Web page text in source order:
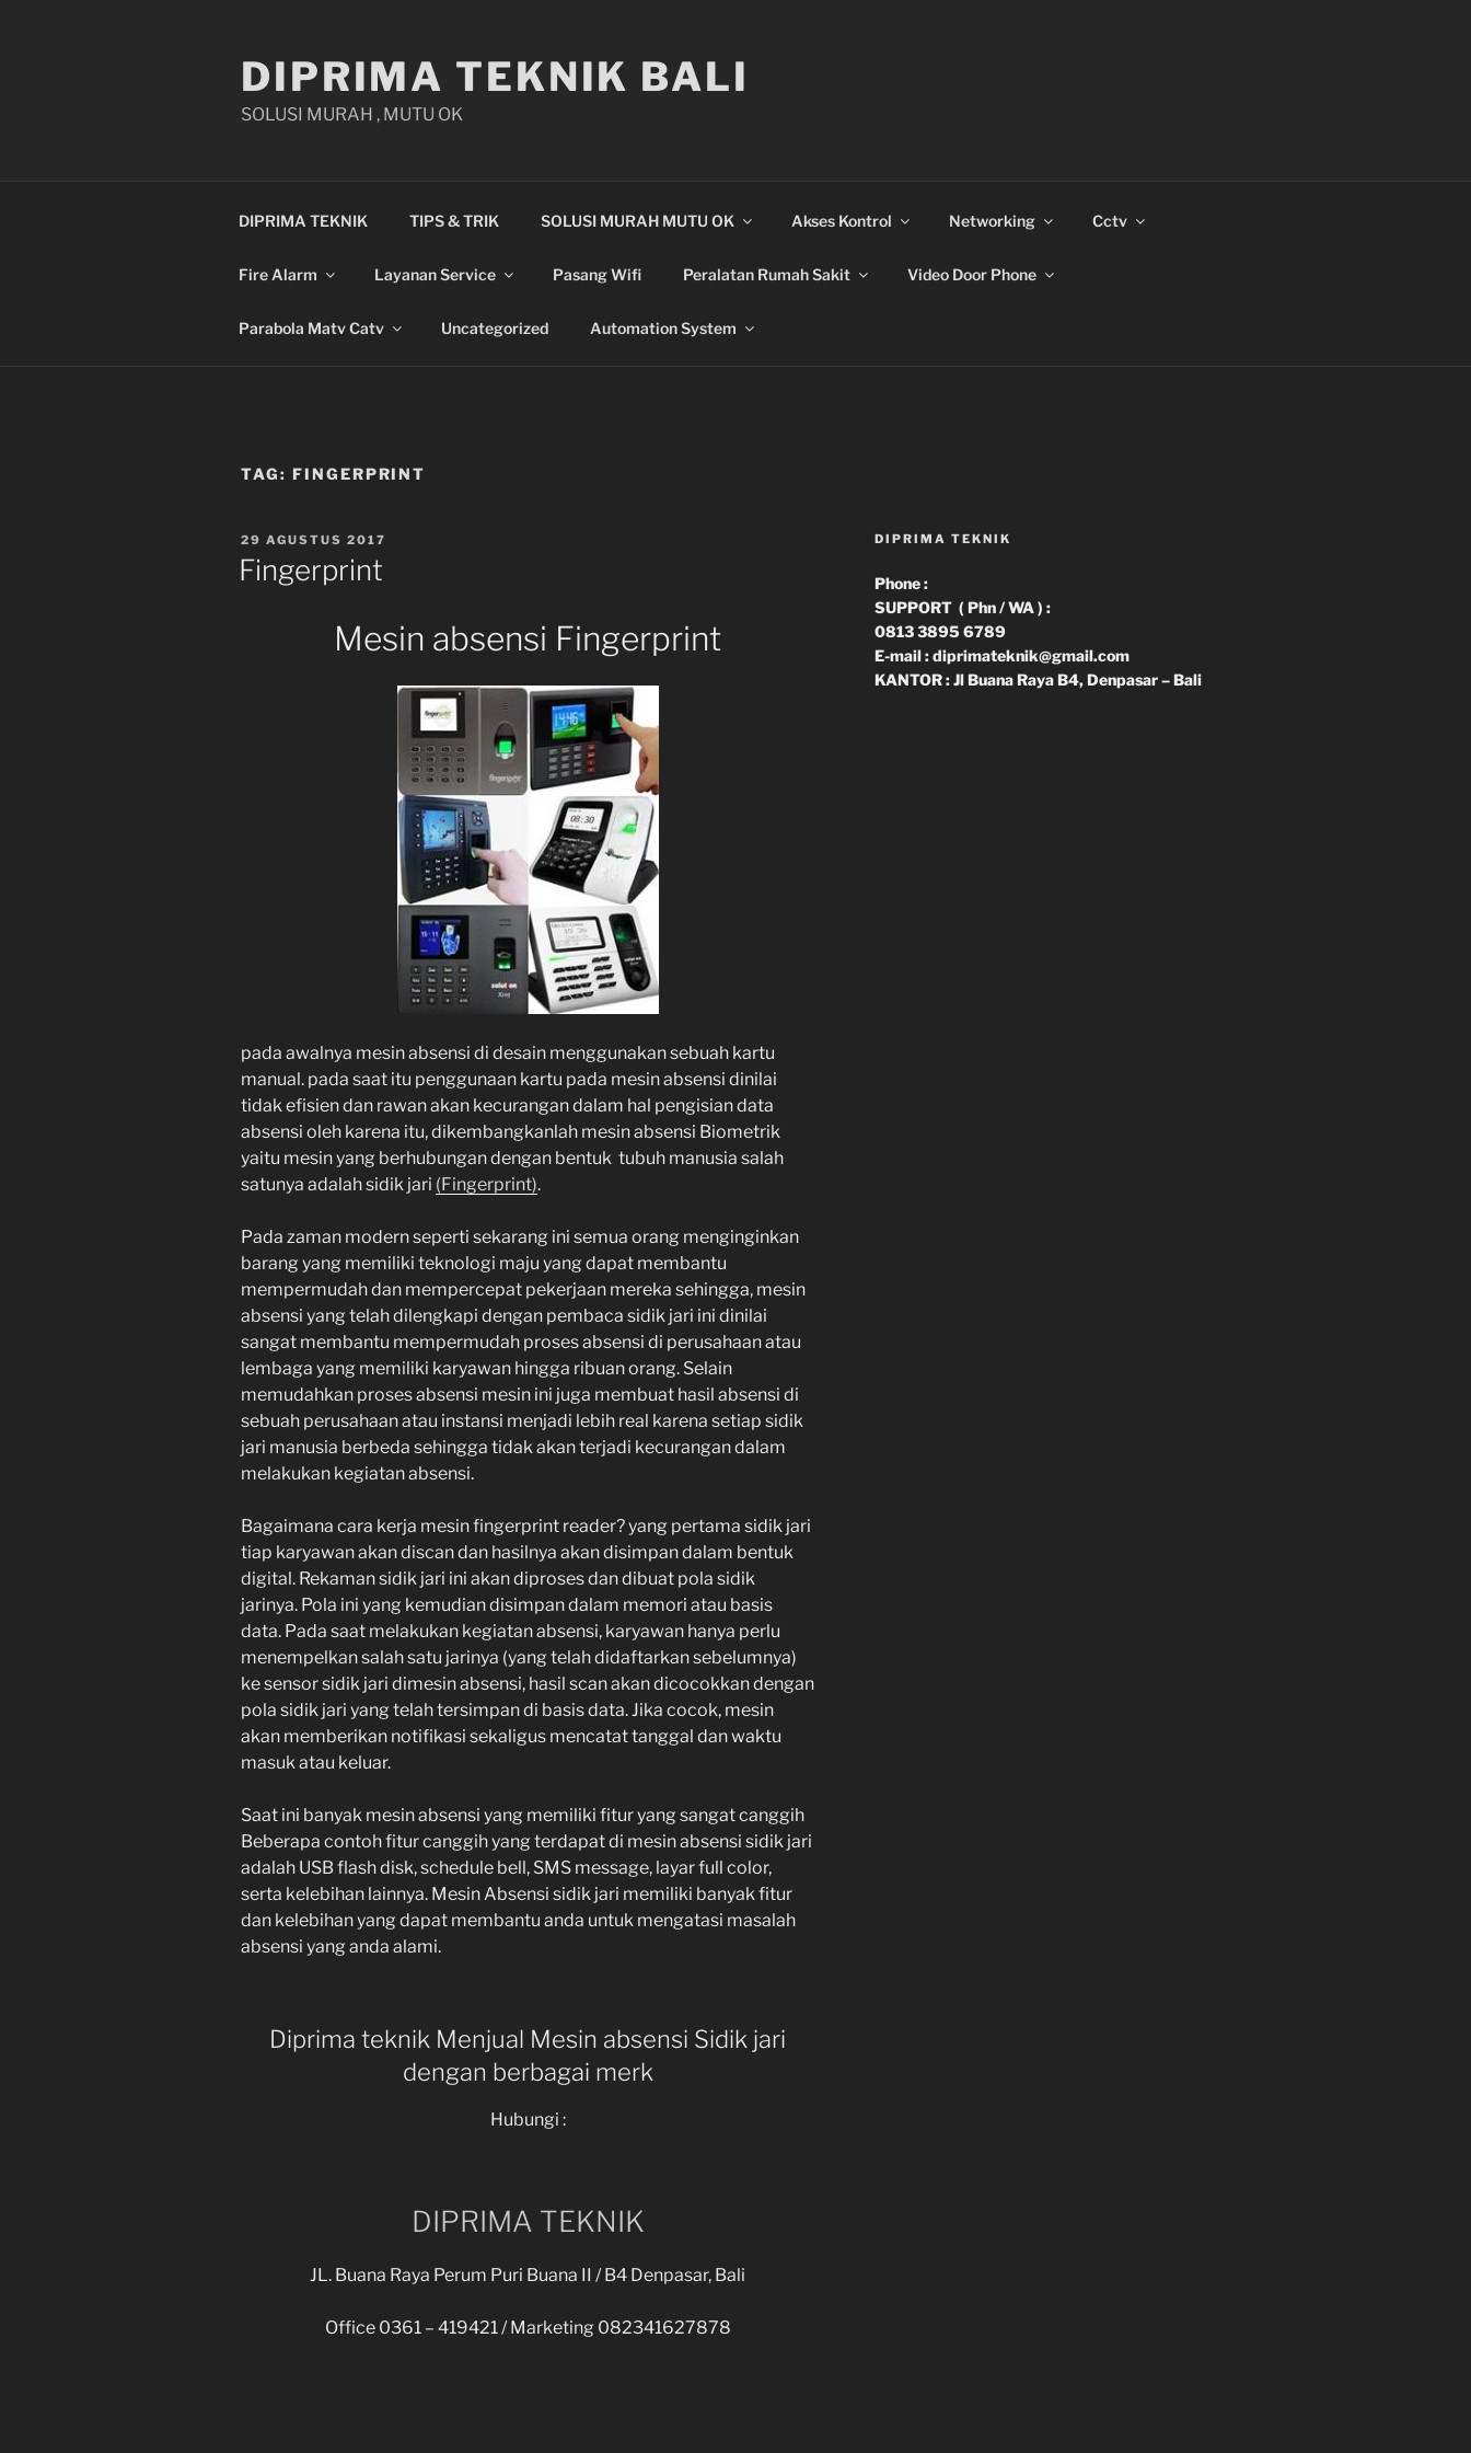
DIPRIMA TEKNIK BALI
SOLUSI MURAH , MUTU OK
DIPRIMA TEKNIK TIPS & TRIK SOLUSI MURAH MUTU OK Akses Kontrol Networking Cctv
Fire Alarm Layanan Service Pasang Wifi Peralatan Rumah Sakit Video Door Phone
Parabola Matv Catv Uncategorized Automation System
TAG: FINGERPRINT
POSTED
ON
29 AGUSTUS 2017
Fingerprint
Mesin absensi Fingerprint
pada awalnya mesin absensi di desain menggunakan sebuah kartu
manual. pada saat itu penggunaan kartu pada mesin absensi dinilai
tidak efisien dan rawan akan kecurangan dalam hal pengisian data
absensi oleh karena itu, dikembangkanlah mesin absensi Biometrik
yaitu mesin yang berhubungan dengan bentuk tubuh manusia salah
satunya adalah sidik jari (Fingerprint).
Pada zaman modern seperti sekarang ini semua orang menginginkan
barang yang memiliki teknologi maju yang dapat membantu
mempermudah dan mempercepat pekerjaan mereka sehingga, mesin
absensi yang telah dilengkapi dengan pembaca sidik jari ini dinilai
sangat membantu mempermudah proses absensi di perusahaan atau
lembaga yang memiliki karyawan hingga ribuan orang. Selain
memudahkan proses absensi mesin ini juga membuat hasil absensi di
sebuah perusahaan atau instansi menjadi lebih real karena setiap sidik
jari manusia berbeda sehingga tidak akan terjadi kecurangan dalam
melakukan kegiatan absensi.
Bagaimana cara kerja mesin fingerprint reader? yang pertama sidik jari
tiap karyawan akan discan dan hasilnya akan disimpan dalam bentuk
digital. Rekaman sidik jari ini akan diproses dan dibuat pola sidik
jarinya. Pola ini yang kemudian disimpan dalam memori atau basis
data. Pada saat melakukan kegiatan absensi, karyawan hanya perlu
menempelkan salah satu jarinya (yang telah didaftarkan sebelumnya)
ke sensor sidik jari dimesin absensi, hasil scan akan dicocokkan dengan
pola sidik jari yang telah tersimpan di basis data. Jika cocok, mesin
akan memberikan notifikasi sekaligus mencatat tanggal dan waktu
masuk atau keluar.
Saat ini banyak mesin absensi yang memiliki fitur yang sangat canggih
Beberapa contoh fitur canggih yang terdapat di mesin absensi sidik jari
adalah USB flash disk, schedule bell, SMS message, layar full color,
serta kelebihan lainnya. Mesin Absensi sidik jari memiliki banyak fitur
dan kelebihan yang dapat membantu anda untuk mengatasi masalah
absensi yang anda alami.
Diprima teknik Menjual Mesin absensi Sidik jari
dengan berbagai merk
Hubungi :
DIPRIMA TEKNIK
JL. Buana Raya Perum Puri Buana II / B4 Denpasar, Bali
Office 0361 – 419421 / Marketing 082341627878
DIPRIMA TEKNIK
Phone :
SUPPORT ( Phn / WA ) :
0813 3895 6789
E-mail : diprimateknik@gmail.com
KANTOR : Jl Buana Raya B4, Denpasar – Bali